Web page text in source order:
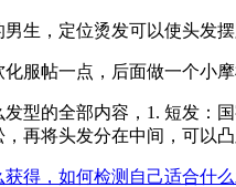
生，定位烫发可以使头发
服帖一点，后面做一个小
型的全部内容，1. 短发：
再将头发分在中间，可以
得，如何检测自己适合什